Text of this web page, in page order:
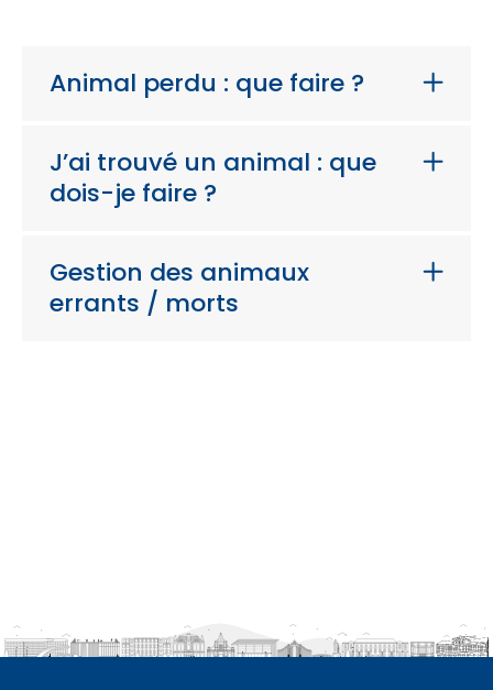
Animal perdu : que faire ?
J’ai trouvé un animal : que
dois-je faire ?
Gestion des animaux
errants / morts